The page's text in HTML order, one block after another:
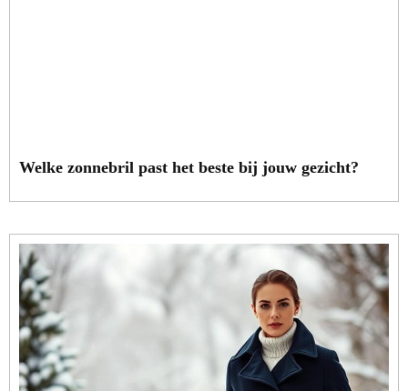
Welke zonnebril past het beste bij jouw gezicht?